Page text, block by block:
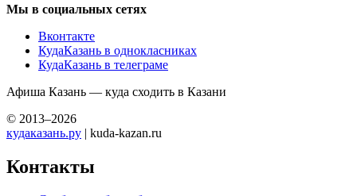
Мы в социальных сетях
Вконтакте
КудаКазань в однокласниках
КудаКазань в телеграме
Афиша Казань — куда сходить в Казани
© 2013–2026
кудаказань.ру | kuda-kazan.ru
Контакты